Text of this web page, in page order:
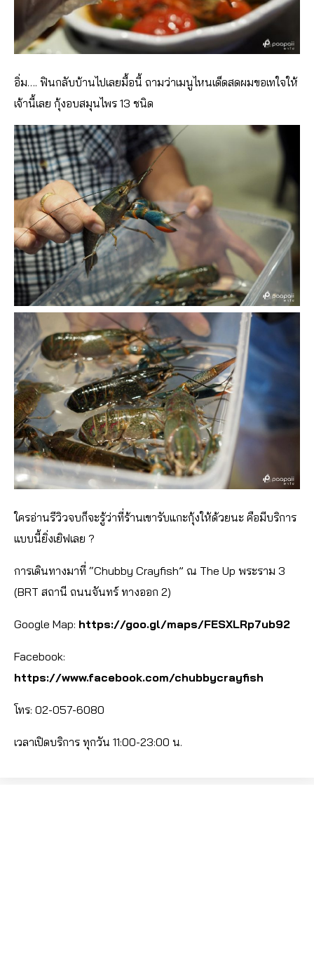
อิ่ม…. ฟินกลับบ้านไปเลยมื้อนี้ ถามว่าเมนูไหนเด็ดสดผมขอเทใจให้
เจ้านี้เลย กุ้งอบสมุนไพร 13 ชนิด
ใครอ่านรีวิวจบก็จะรู้ว่าที่ร้านเขารับแกะกุ้งให้ด้วยนะ คือมีบริการ
แบบนี้ยิ่งเยิฟเลย ?
การเดินทางมาที่ “Chubby Crayfish” ณ The Up พระราม 3
(BRT สถานี ถนนจันทร์ ทางออก 2)
Google Map: https://goo.gl/maps/FESXLRp7ub92
Facebook:
https://www.facebook.com/chubbycrayfish
โทร: 02-057-6080
เวลาเปิดบริการ ทุกวัน 11:00-23:00 น.